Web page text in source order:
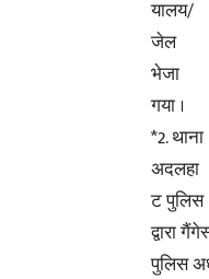
यालय/
जेल
भेजा
गया ।
*2. थाना
अदलहा
ट पुलिस
द्वारा
पुलिस